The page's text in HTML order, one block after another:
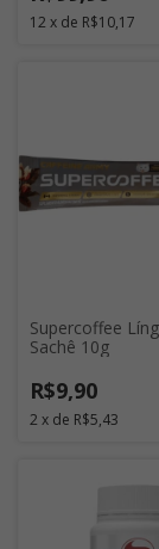
12 x de R$10,17
Supercoffee
Sachê 10g
R$9,90
2 x de R$5,43